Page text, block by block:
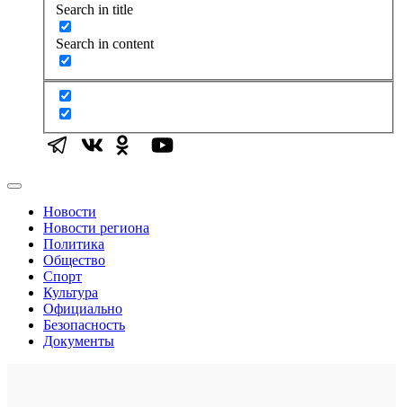
Search in title
Search in content
Новости
Новости региона
Политика
Общество
Спорт
Культура
Официально
Безопасность
Документы